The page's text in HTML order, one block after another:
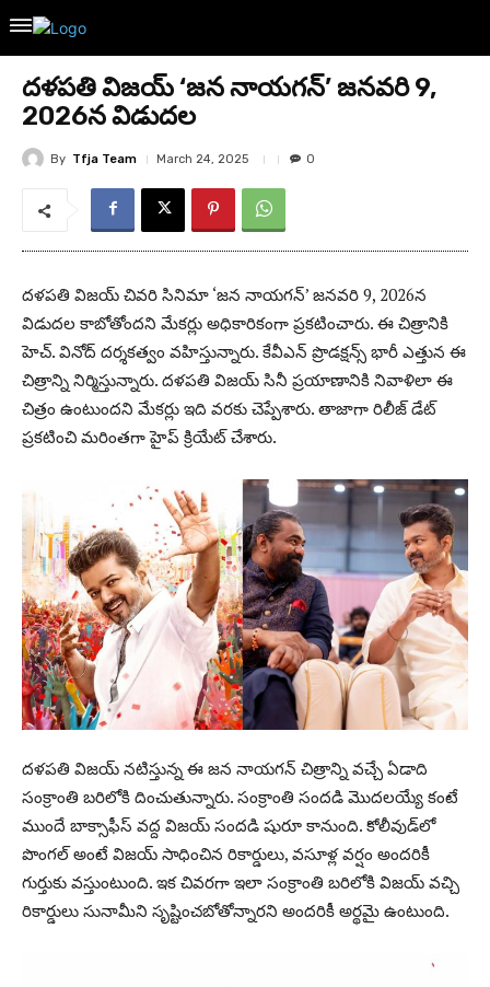
దళపతి విజయ్ ‘జన నాయగన్’ జనవరి 9,
2026న విడుదల
By Tfja Team March 24, 2025 0
దళపతి విజయ్ చివరి సినిమా ‘జన నాయగన్’ జనవరి 9, 2026న
విడుదల కాబోతోందని మేకర్లు అధికారికంగా ప్రకటించారు. ఈ చిత్రానికి
హెచ్. వినోద్ దర్శకత్వం వహిస్తున్నారు. కేవీఎన్ ప్రొడక్షన్స్ భారీ ఎత్తున ఈ
చిత్రాన్ని నిర్మిస్తున్నారు. దళపతి విజయ్ సినీ ప్రయాణానికి నివాళిలా ఈ
చిత్రం ఉంటుందని మేకర్లు ఇది వరకు చెప్పేశారు. తాజాగా రిలీజ్ డేట్
ప్రకటించి మరింతగా హైప్ క్రియేట్ చేశారు.
దళపతి విజయ్ నటిస్తున్న ఈ జన నాయగన్ చిత్రాన్ని వచ్చే ఏడాది
సంక్రాంతి బరిలోకి దించుతున్నారు. సంక్రాంతి సందడి మొదలయ్యే కంటే
ముందే బాక్సాఫీస్ వద్ద విజయ్ సందడి షురూ కానుంది. కోలీవుడ్‌లో
పొంగల్ అంటే విజయ్ సాధించిన రికార్డులు, వసూళ్ల వర్షం అందరికీ
గుర్తుకు వస్తుంటుంది. ఇక చివరగా ఇలా సంక్రాంతి బరిలోకి విజయ్ వచ్చి
రికార్డులు సునామీని సృష్టించబోతోన్నారని అందరికీ అర్థమై ఉంటుంది.